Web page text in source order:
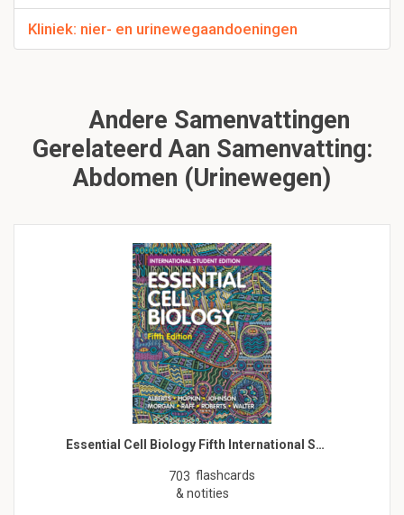
Kliniek: nier- en urinewegaandoeningen
Andere Samenvattingen
Gerelateerd Aan Samenvatting:
Abdomen (Urinewegen)
Essential Cell Biology Fifth International S…
703 flashcards
& notities